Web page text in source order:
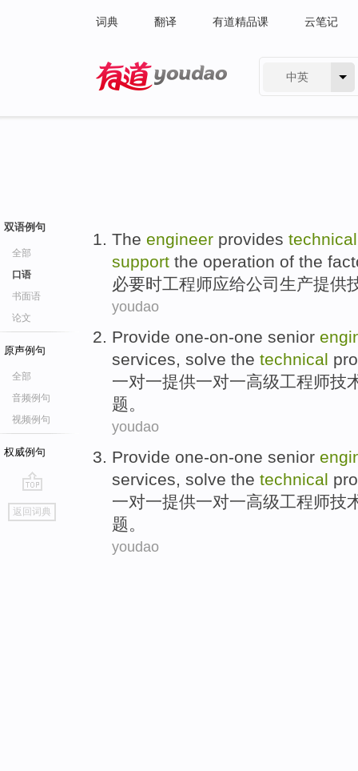
词典 翻译 有道精品课 云笔记
中英
双语例句
全部
口语
书面语
论文
原声例句
全部
音频例句
视频例句
权威例句
go
top
返回词典
The engineer provides technical
support the operation of the
必要时工程师应给公司生产提供
youdao
Provide one-on-one senior
services, solve the technical
一对一提供一对一高级工程师技
题。
youdao
Provide one-on-one senior
services solve the technical
一对一提供一对一高级工程师技
题 。
youdao